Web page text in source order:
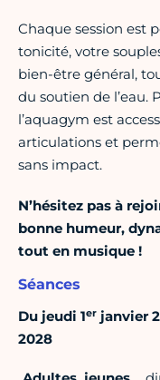
Chaque session est
tonicité, votre
bien-être général,
du soutien de l’eau.
l’aquagym est
articulations et
sans impact.
N’hésitez pas à
bonne humeur,
tout en musique !
Séances
Du jeudi 1er janvier
2028